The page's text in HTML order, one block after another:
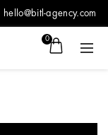
hello@bitl-agency.com
0